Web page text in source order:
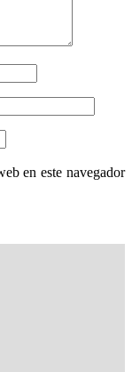
en este navegador